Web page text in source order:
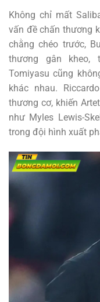
Không chỉ mất
vấn đề chấn thương
chằng chéo trước,
thương gân kheo,
Tomiyasu cũng
khác nhau.
thương cơ, khiến
như Myles Lewis-
trong đội hình xuất